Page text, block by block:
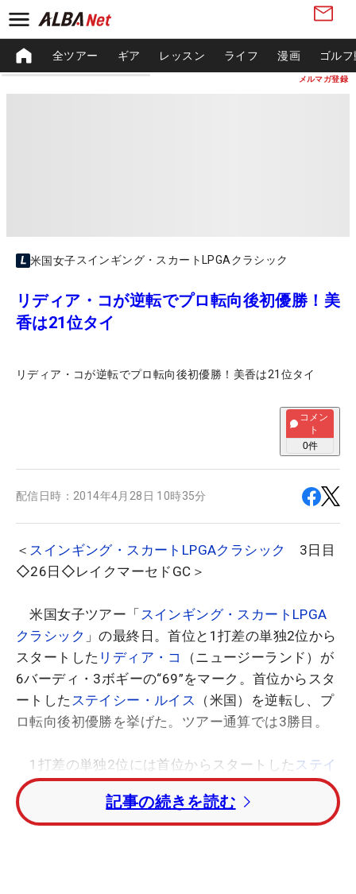
メルマガ登録
全ツアー ギア レッスン ライフ 漫画 ゴル
米国女子スインギング・スカートLPGAクラシック
リディア・コが逆転でプロ転向後初優勝！美
香は21位タイ
リディア・コが逆転でプロ転向後初優勝！美香は21位タイ
コメン
ト
0件
配信日時： 2014年4月28日 10時35分
＜ スインギング・スカートLPGAクラシック
3日目
◇26日◇レイクマーセドGC＞
米国女子ツアー「 スインギング・スカートLPGA
クラシック 」の最終日。首位と1打差の単独2位から
スタートした リディア・コ
（ニュージーランド）が
6バーディ・3ボギーの“69”をマーク。首位からスタ
ートした ステイシー・ルイス
（米国）を逆転し、プ
ロ転向後初優勝を挙げた。ツアー通算では3勝目。
1打差の単独2位には首位からスタートした ステイ
シー・ルイス（米国）、さらに1打差の単独3位には
コ、ルイスと共に最終組でプレーした ジェニー・シ
ン（韓国）が入った。
記事の続きを読む